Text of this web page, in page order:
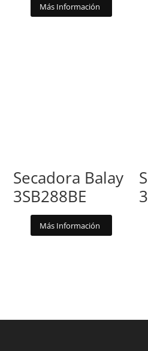
Más Información
Secadora Balay
3SB288BE
Más Información